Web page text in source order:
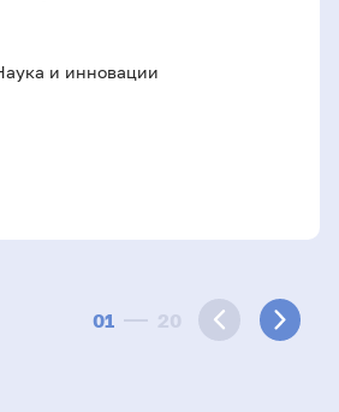
01 20
и инновации